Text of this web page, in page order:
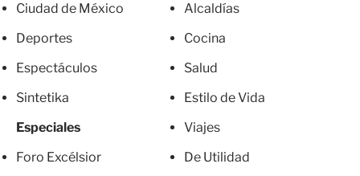
Ciudad de México
Deportes
Espectáculos
Sintetika
Especiales
Foro Excélsior
Alcaldías
Cocina
Salud
Estilo de Vida
Viajes
De Utilidad